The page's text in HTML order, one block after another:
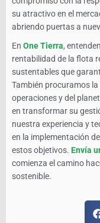
su atractivo en el
abriendo puertas a
En One Tierra,
rentabilidad de la flota
sustentables que
También procuramos
operaciones y del
en transformar su
nuestra experiencia y
en la implementación
estos objetivos. Envía
comienza el camino
sostenible.